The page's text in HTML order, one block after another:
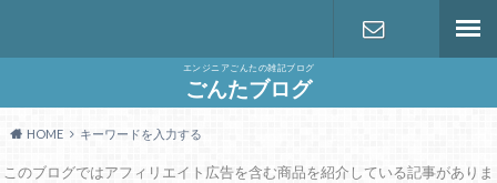
エンジニアごんたの雑記ブログ
ごんたブログ
HOME キーワードを入力する
このブログではアフィリエイト広告を含む商品を紹介している記事がありま